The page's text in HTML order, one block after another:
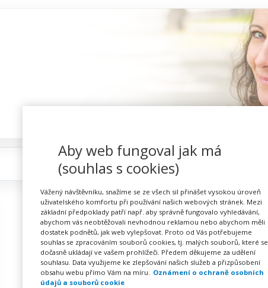
Požadovaná akce nebyla nalezena.
Aby web fungoval jak má
(souhlas s cookies)
Vážený návštěvníku, snažíme se ze všech sil přinášet vysokou úroveň
uživatelského komfortu při používání našich webových stránek. Mezi
základní předpoklady patří např. aby správně fungovalo vyhledávání,
abychom vás neobtěžovali nevhodnou reklamou nebo abychom měli
dostatek podnětů, jak web vylepšovat. Proto od Vás potřebujeme
souhlas se zpracováním souborů cookies, tj. malých souborů, které se
dočasně ukládají ve vašem prohlížeči. Předem děkujeme za udělení
souhlasu. Data využijeme ke zlepšování našich služeb a přizpůsobení
obsahu webu přímo Vám na míru. Oznámení o ochraně osobních
údajů a souborů cookie